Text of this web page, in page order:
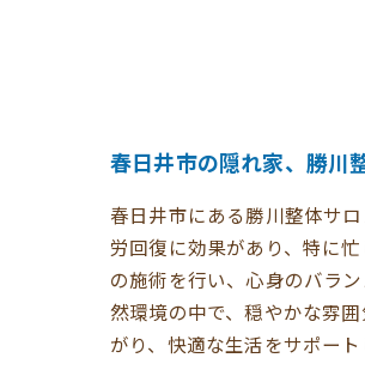
春日井市の隠れ家、勝川
春日井市にある勝川整体サ
労回復に効果があり、特に
の施術を行い、心身のバラ
然環境の中で、穏やかな雰
がり、快適な生活をサポー